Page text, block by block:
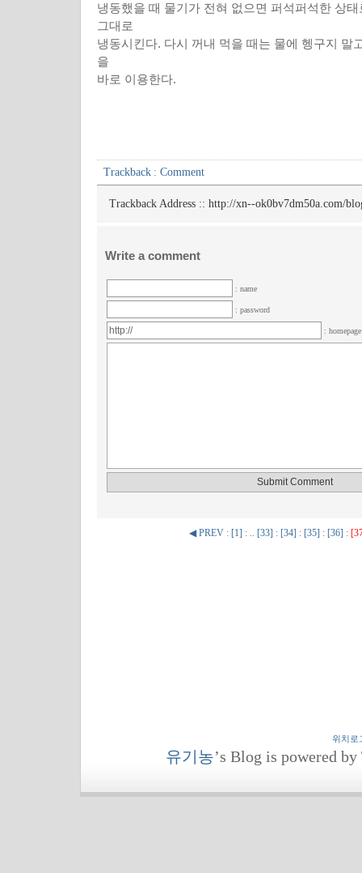
냉동했을 때 물기가 전혀 없으면 퍼석퍼석한 상
그대로
냉동시킨다. 다시 꺼내 먹을 때는 물에 헹구지 말
을
바로 이용한다.
Trackback : Comment
Trackback Address :: http://xn--ok0bv7dm50a.com/
Write a comment
: name
: password
:
◀ PREV : [1] : .. [33] : [34] : [35] : [36] :
위치로
유기농’s Blog is powered by